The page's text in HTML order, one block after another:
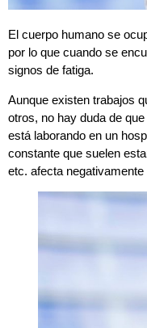
El cuerpo humano se
por lo que cuando se
signos de fatiga.
Aunque existen trabajos
otros, no hay duda de
está laborando en un
constante que suelen
etc. afecta negativamente